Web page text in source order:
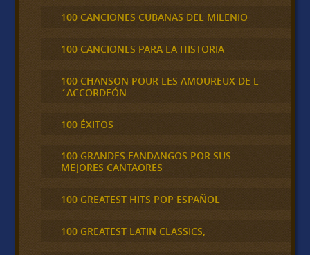
100 CANCIONES CUBANAS DEL MILENIO
100 CANCIONES PARA LA HISTORIA
100 CHANSON POUR LES AMOUREUX DE L
´ACCORDEÓN
100 ÉXITOS
100 GRANDES FANDANGOS POR SUS
MEJORES CANTAORES
100 GREATEST HITS POP ESPAÑOL
100 GREATEST LATIN CLASSICS,